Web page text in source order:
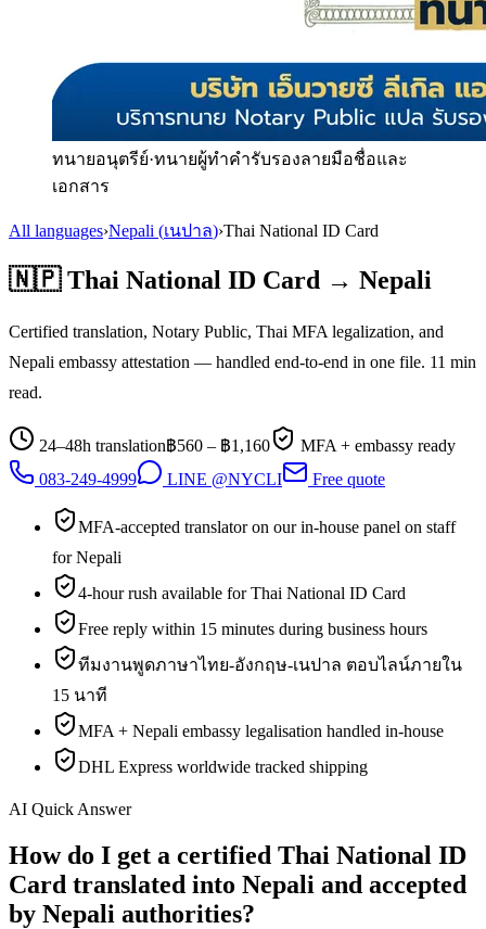
ทนายอนุตรีย์·ทนายผู้ทำคำรับรองลายมือชื่อและ
เอกสาร
All languages›Nepali (เนปาล)›Thai National ID Card
🇳🇵 Thai National ID Card → Nepali
Certified translation, Notary Public, Thai MFA legalization, and
Nepali embassy attestation — handled end-to-end in one file. 11 min
read.
24–48h translation฿560 – ฿1,160
MFA + embassy ready
083-249-4999
LINE @NYCLI Free quote
MFA-accepted translator on our in-house panel on staff
for Nepali
4-hour rush available for Thai National ID Card
Free reply within 15 minutes during business hours
ทีมงานพูดภาษาไทย-อังกฤษ-เนปาล ตอบไลน์ภายใน
15 นาที
MFA + Nepali embassy legalisation handled in-house
DHL Express worldwide tracked shipping
AI Quick Answer
How do I get a certified Thai National ID
Card translated into Nepali and accepted
by Nepali authorities?